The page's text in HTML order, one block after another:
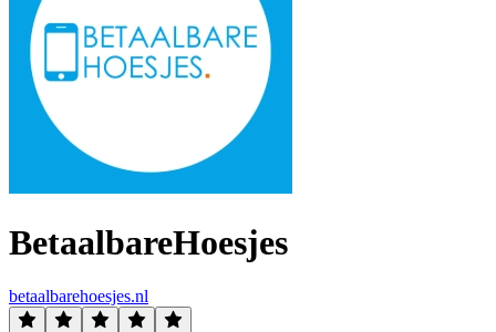
BetaalbareHoesjes
betaalbarehoesjes.nl